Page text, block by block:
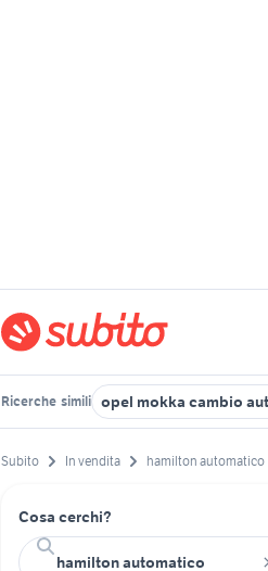
Ricerche simili opel mokka cambio
Subito In vendita hamilton automatico
Cosa cerchi?